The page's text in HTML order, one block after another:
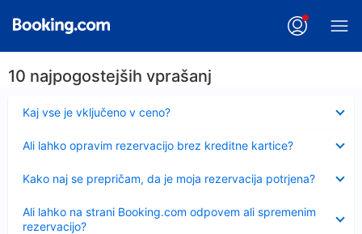
10 najpogostejših vprašanj
Kaj vse je vključeno v ceno?
Ali lahko opravim rezervacijo brez kreditne kartice?
Kako naj se prepričam, da je moja rezervacija potrjena?
Ali lahko na strani Booking.com odpovem ali spremenim
rezervacijo?